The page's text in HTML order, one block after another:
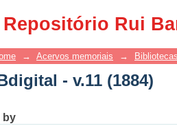
Repositório Rui
- v.11 (1884)
→ Acervos memoriais → Bibliotecas
- v.11 (1884)
by